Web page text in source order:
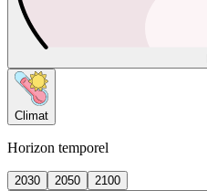
Climat
Horizon temporel
2030 2050
2100